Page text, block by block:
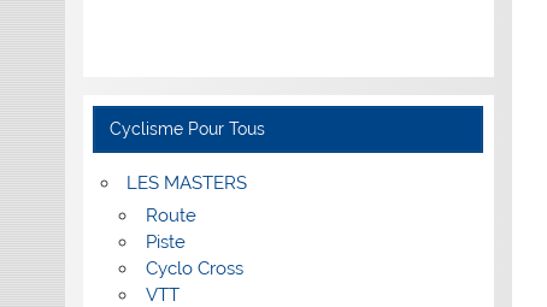
Cyclisme Pour Tous
LES MASTERS
Route
Piste
Cyclo Cross
VTT